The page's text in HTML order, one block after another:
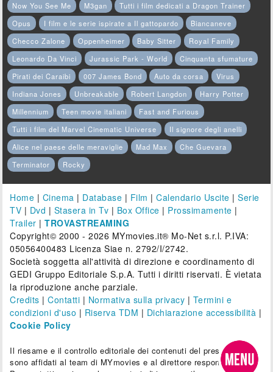
Now You See Me
M3gan
Tutti i film dedicati a Dragon Trainer
Opus
I film e le serie ispirate a Il gattopardo
Biancaneve
Checco Zalone
Oppenheimer Baby Sitter
Royal Family
Leonardo Da Vinci
Jurassic Park - World
Cinquanta sfumature
Pirati dei Caraibi
007 James Bond Auto da corsa
Virus
Indiana Jones
Unbreakable Robert Langdon
Harry Potter
Millennium
Teen movie italiani
Fast and Furious
Tutti i film del Marvel Cinematic Universe
Il signore degli anelli
Alice nel paese delle meraviglie
Mad Max
Che Guevara
Terminator
Rocky
Home | Cinema | Database | Film |Calendario Uscite |Serie
TV | Dvd | Stasera in Tv | Box Office | Prossimamente |
Trailer |TROVASTREAMING
Copyright© 2000 - 2026 MYmovies.it® Mo-Net s.r.l. P.IVA:
05056400483 Licenza Siae n. 2792/I/2742.
Società soggetta all'attività di direzione e coordinamento di
GEDI Gruppo Editoriale S.p.A. Tutti i diritti riservati. È vietata
la riproduzione anche parziale.
Credits |Contatti | Normativa sulla privacy | Termini e
condizioni d'uso | Riserva TDM | Dichiarazione accessibilità |
Cookie Policy
Il riesame e il controllo editoriale dei contenuti del presente sito
sono affidati al team di MYmovies e al direttore responsabile.